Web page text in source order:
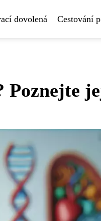
dovolená Cestování
Poznejte